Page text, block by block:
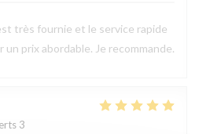
très fournie et le service rapide
un prix abordable. Je recommande.
3